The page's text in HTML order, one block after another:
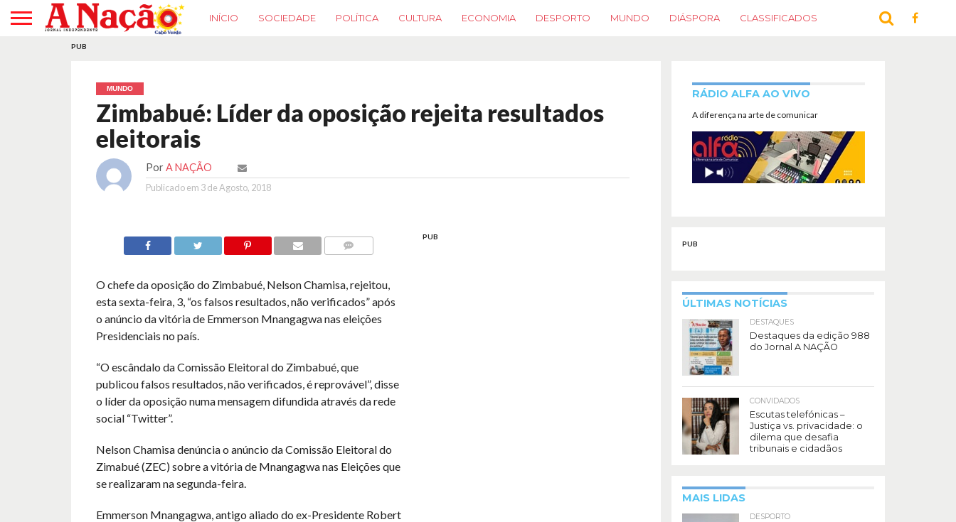
INÍCIO SOCIEDADE POLÍTICA CULTURA ECONOMIA DESPORTO MUNDO DIÁSPORA CLASSIFICADOS
PUB
MUNDO
Zimbabué: Líder da oposição rejeita resultados
eleitorais
Por A NAÇÃO
Publicado em 3 de Agosto, 2018
O chefe da oposição do Zimbabué, Nelson Chamisa, rejeitou,
esta sexta-feira, 3, “os falsos resultados, não verificados” após
o anúncio da vitória de Emmerson Mnangagwa nas eleições
Presidenciais no país.
“O escândalo da Comissão Eleitoral do Zimbabué, que
publicou falsos resultados, não verificados, é reprovável”, disse
o líder da oposição numa mensagem difundida através da rede
social “Twitter”.
Nelson Chamisa denúncia o anúncio da Comissão Eleitoral do
Zimabué (ZEC) sobre a vitória de Mnangagwa nas Eleições que
se realizaram na segunda-feira.
Emmerson Mnangagwa, antigo aliado do ex-Presidente Robert
PUB
RÁDIO ALFA AO VIVO
A diferença na arte de comunicar
PUB
ÚLTIMAS NOTÍCIAS
DESTAQUES
Destaques da edição 988
do Jornal A NAÇÃO
CONVIDADOS
Escutas telefónicas –
Justiça vs. privacidade: o
dilema que desafia
tribunais e cidadãos
MAIS LIDAS
DESPORTO